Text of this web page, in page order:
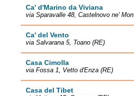
Ca' d'Marino da Viviana
via Sparavalle 48, Castelnovo ne'
Ca' del Vento
via Salvarana 5, Toano (RE)
Casa Cimolla
via Fossa 1, Vetto d'Enza (RE)
Casa del Tibet